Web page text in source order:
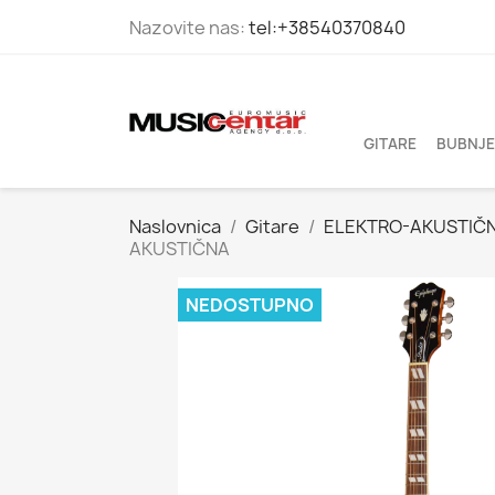
Nazovite nas:tel:+38540370840
GITARE
Naslovnica Gitare
ELEKTRO-
AKUSTIČNA
NEDOSTUPNO